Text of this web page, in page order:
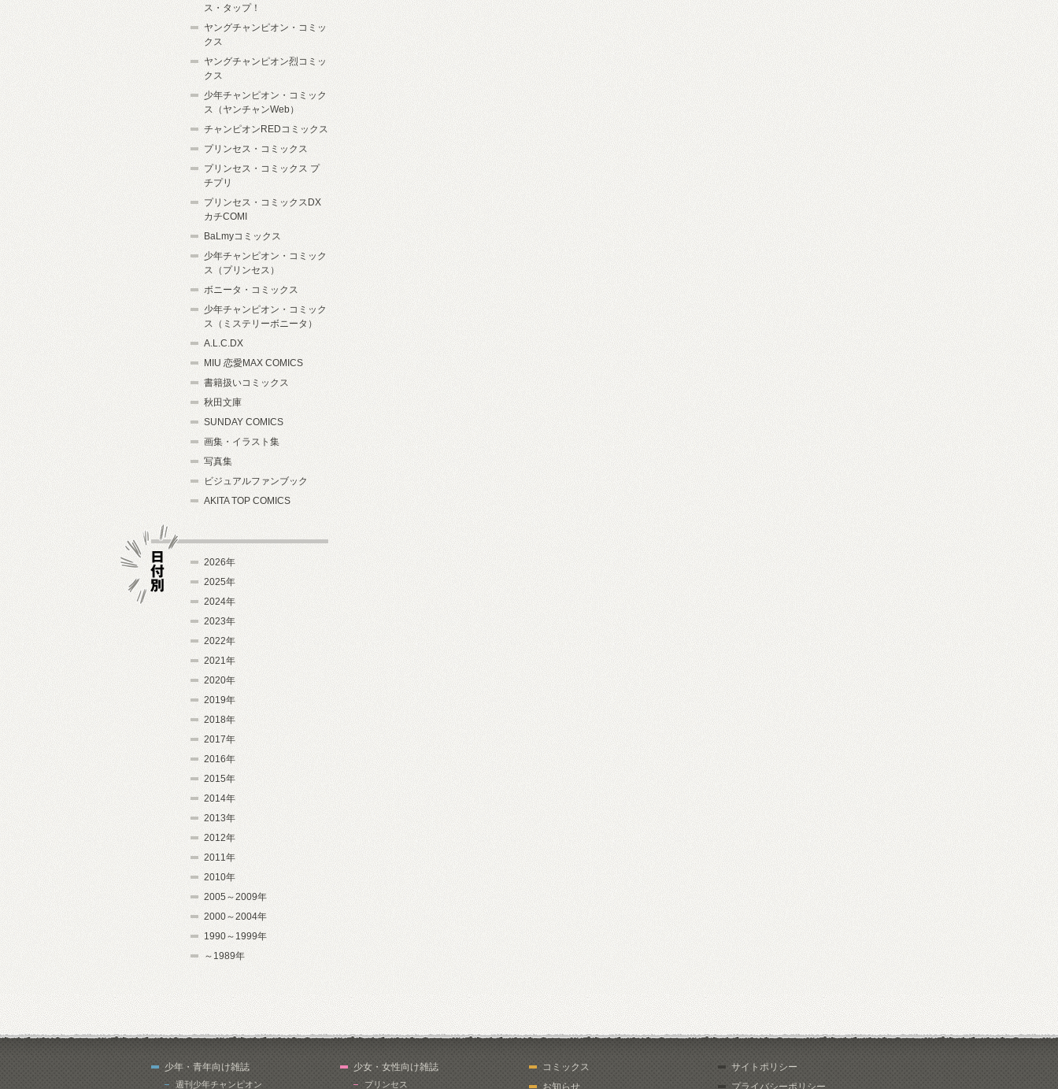
ス・タップ！
ヤングチャンピオン・コミッ
クス
ヤングチャンピオン烈コミッ
クス
少年チャンピオン・コミック
ス（ヤンチャンWeb）
チャンピオンREDコミックス
プリンセス・コミックス
プリンセス・コミックス プ
チプリ
プリンセス・コミックスDX
カチCOMI
BaLmyコミックス
少年チャンピオン・コミック
ス（プリンセス）
ボニータ・コミックス
少年チャンピオン・コミック
ス（ミステリーボニータ）
A.L.C.DX
MIU 恋愛MAX COMICS
書籍扱いコミックス
秋田文庫
SUNDAY COMICS
画集・イラスト集
写真集
ビジュアルファンブック
AKITA TOP COMICS
2026年
2025年
2024年
2023年
2022年
2021年
2020年
2019年
2018年
2017年
2016年
2015年
2014年
2013年
2012年
2011年
2010年
2005～2009年
2000～2004年
1990～1999年
～1989年
少年・青年向け雑誌
週刊少年チャンピオン
少女・女性向け雑誌
プリンセス
コミックス
お知らせ
サイトポリシー
プライバシーポリシー